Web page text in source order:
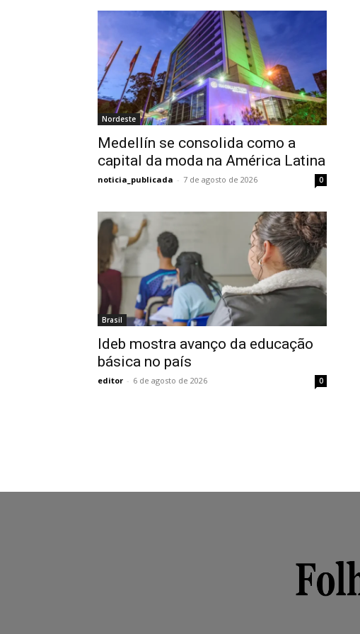
Nordeste
Medellín se consolida como a
capital da moda na América Latina
noticia_publicada - 7 de agosto de 2026 0
Brasil
Ideb mostra avanço da educação
básica no país
editor - 6 de agosto de 2026 0